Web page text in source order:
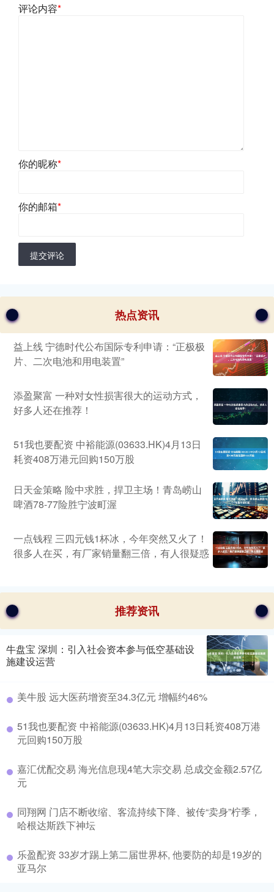
评论内容*
你的昵称*
你的邮箱*
提交评论
热点资讯
益上线 宁德时代公布国际专利申请：“正极极
片、二次电池和用电装置”
添盈聚富 一种对女性损害很大的运动方式，
好多人还在推荐！
51我也要配资 中裕能源(03633.HK)4月13日
耗资408万港元回购150万股
日天金策略 险中求胜，捍卫主场！青岛崂山
啤酒78-77险胜宁波町渥
一点钱程 三四元钱1杯冰，今年突然又火了！
很多人在买，有厂家销量翻三倍，有人很疑惑
推荐资讯
牛盘宝 深圳：引入社会资本参与低空基础设
施建设运营
美牛股 远大医药增资至34.3亿元 增幅约46%
51我也要配资 中裕能源(03633.HK)4月13日耗资408万港
元回购150万股
嘉汇优配交易 海光信息现4笔大宗交易 总成交金额2.57亿
元
同翔网 门店不断收缩、客流持续下降、被传“卖身”柠季，
哈根达斯跌下神坛
乐盈配资 33岁才踢上第二届世界杯, 他要防的却是19岁的
亚马尔